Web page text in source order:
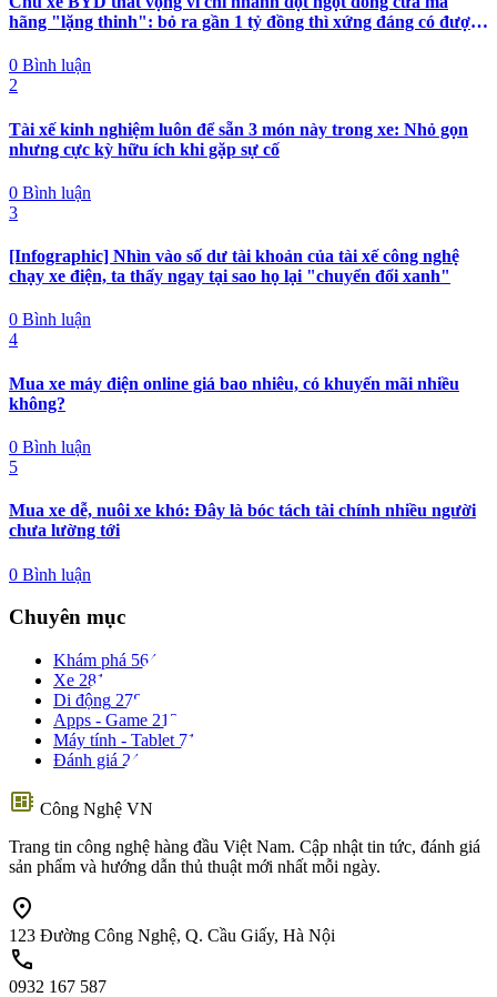
hãng "lặng thinh": bỏ ra gần 1 tỷ đồng thì xứng đáng có được
0 Bình luận
2
Tài xế kinh nghiệm luôn để sẵn 3 món này trong xe: Nhỏ gọn
nhưng cực kỳ hữu ích khi gặp sự cố
0 Bình luận
3
[Infographic] Nhìn vào số dư tài khoản của tài xế công nghệ
chạy xe điện, ta thấy ngay tại sao họ lại "chuyển đổi xanh"
0 Bình luận
4
Mua xe máy điện online giá bao nhiêu, có khuyến mãi nhiều
không?
0 Bình luận
5
Mua xe dễ, nuôi xe khó: Đây là bóc tách tài chính nhiều người
chưa lường tới
0 Bình luận
Chuyên mục
Khám phá 564
Xe 281
Di động 278
Apps - Game 213
Máy tính - Tablet 71
Đánh giá 24
developer_board Công Nghệ VN
Trang tin công nghệ hàng đầu Việt Nam. Cập nhật tin tức, đánh giá
sản phẩm và hướng dẫn thủ thuật mới nhất mỗi ngày.
location_on
123 Đường Công Nghệ, Q. Cầu Giấy, Hà Nội
call
0932 167 587